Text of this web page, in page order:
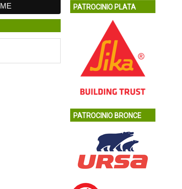
PATROCINIO PLATA
PATROCINIO BRONCE